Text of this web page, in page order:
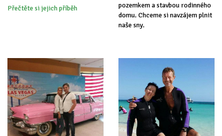
Přečtěte si jejich příběh
pozemkem a stavbou rodinného
domu. Chceme si navzájem plnit
naše sny.